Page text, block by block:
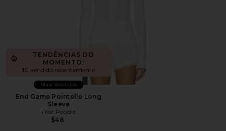
TENDÊNCIAS DO
MOMENTO!
10 vendido recentemente
Mais Vendidos
End Game Pointelle Long
Sleeve
Free People
$48